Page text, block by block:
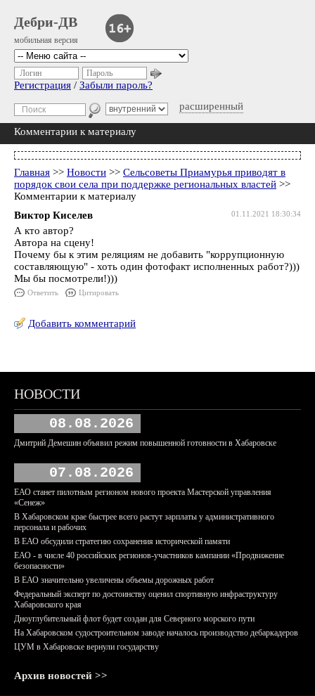
Дебри-ДВ
мобильная версия
расширенный
Логин Пароль
Регистрация / Забыли пароль?
Комментарии к материалу
Главная >> Новости >> Сельсоветы Приамурья приводят в
порядок свои села при поддержке региональных властей >>
Комментарии к материалу
01.11.2021 18:30:34
Виктор Киселев
А кто автор?
Автора на сцену!
Почему бы к этим реляциям не добавить "коррупционную
составляющую" - хоть один фотофакт исполненных работ?)))
Мы бы посмотрели!)))
Ответить Цитировать
Добавить комментарий
НОВОСТИ
08.08.2026
Дмитрий Демешин объявил режим повышенной готовности в Хабаровске
07.08.2026
ЕАО станет пилотным регионом нового проекта Мастерской управления
«Сенеж»
В Хабаровском крае быстрее всего растут зарплаты у административного
персонала и рабочих
В ЕАО обсудили стратегию сохранения исторической памяти
ЕАО - в числе 40 российских регионов-участников кампании «Продвижение
безопасности»
В ЕАО значительно увеличены объемы дорожных работ
Федеральный эксперт по достоинству оценил спортивную инфраструктуру
Хабаровского края
Дноуглубительный флот будет создан для Северного морского пути
На Хабаровском судостроительном заводе началось производство дебаркадеров
ЦУМ в Хабаровске вернули государству
Архив новостей >>